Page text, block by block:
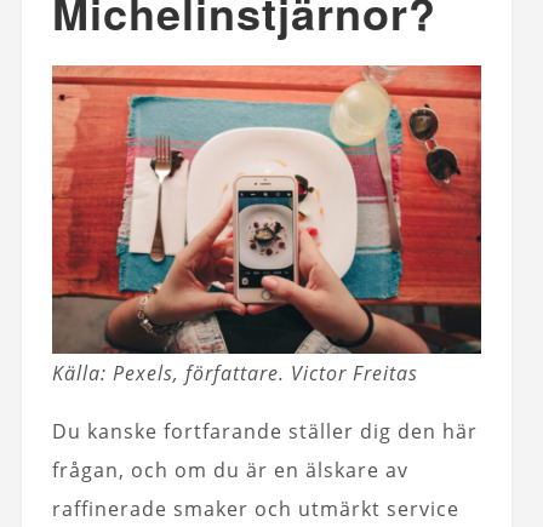
Källa: Pexels, författare. Victor Freitas
Du kanske fortfarande ställer dig den här
frågan, och om du är en älskare av
raffinerade smaker och utmärkt service